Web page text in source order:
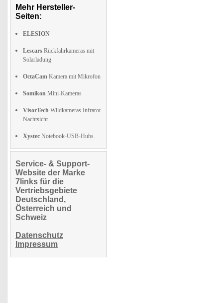
Mehr Hersteller-
Seiten:
ELESION
Lescars Rückfahrkameras mit
Solarladung
OctaCam Kamera mit Mikrofon
Somikon Mini-Kameras
VisorTech Wildkameras Infrarot-
Nachtsicht
Xystec Notebook-USB-Hubs
Service- & Support-
Website der Marke
7links für die
Vertriebsgebiete
Deutschland,
Österreich und
Schweiz
Datenschutz
Impressum